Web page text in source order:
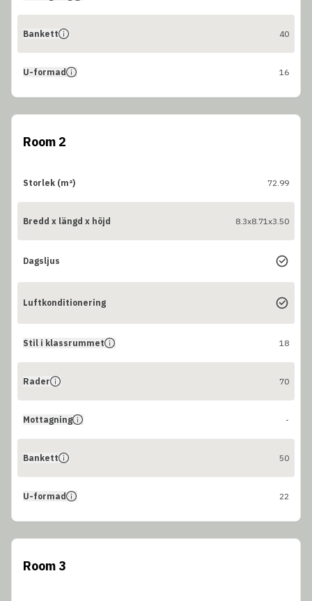
Bankett 40
U-formad 16
Room 2
Storlek (m²) 72.99
Bredd x längd x höjd 8.3x8.71x3.50
Dagsljus
Luftkonditionering
Stil i klassrummet 18
Rader 70
Mottagning -
Bankett 50
U-formad 22
Room 3